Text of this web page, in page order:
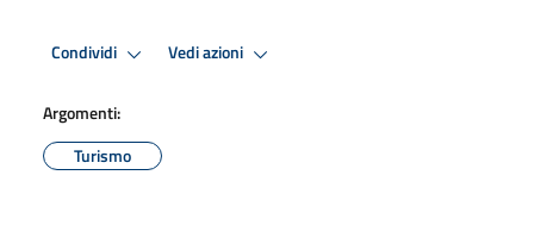
Condividi Vedi azioni
Argomenti:
Turismo